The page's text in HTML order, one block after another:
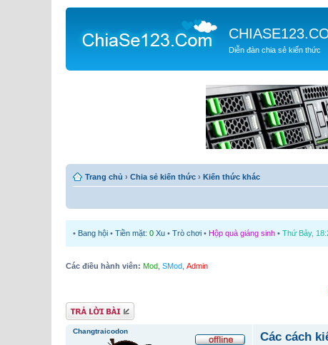
Diễn đàn chia sẻ kiến thức
Trang chủ › Chia sẻ kiến thức › Kiến thức khác
• Bang hội • Tiền mặt: 0 Xu • Trò chơi • Hộp quà giáng sinh • Thứ Bảy,
Các điều hành viên: Mod SMod Admin
Gửi bài trả lời
Các cách
Changtraicodon